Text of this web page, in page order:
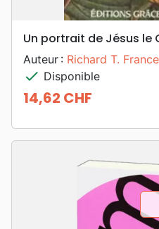
Un portrait de Jésus le
Auteur : Richard T. France
check Disponible
Prix
14,62 CHF